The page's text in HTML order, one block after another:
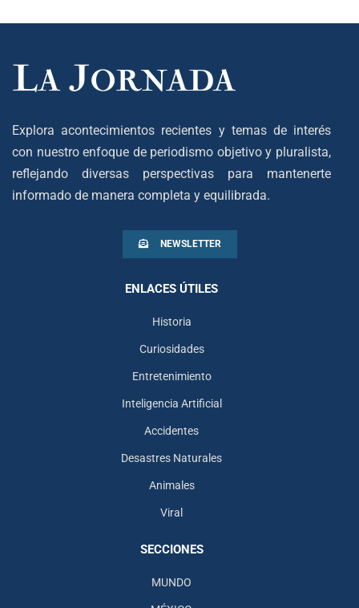
Explora acontecimientos recientes y temas de interés
con nuestro enfoque de periodismo objetivo y pluralista,
reflejando diversas perspectivas para mantenerte
informado de manera completa y equilibrada.
NEWSLETTER
ENLACES ÚTILES
Historia
Curiosidades
Entretenimiento
Inteligencia Artificial
Accidentes
Desastres Naturales
Animales
Viral
SECCIONES
MUNDO